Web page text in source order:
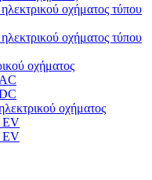
οχήματος τύπου
οχήματος τύπου
οχήματος
οχήματος
EV
EV